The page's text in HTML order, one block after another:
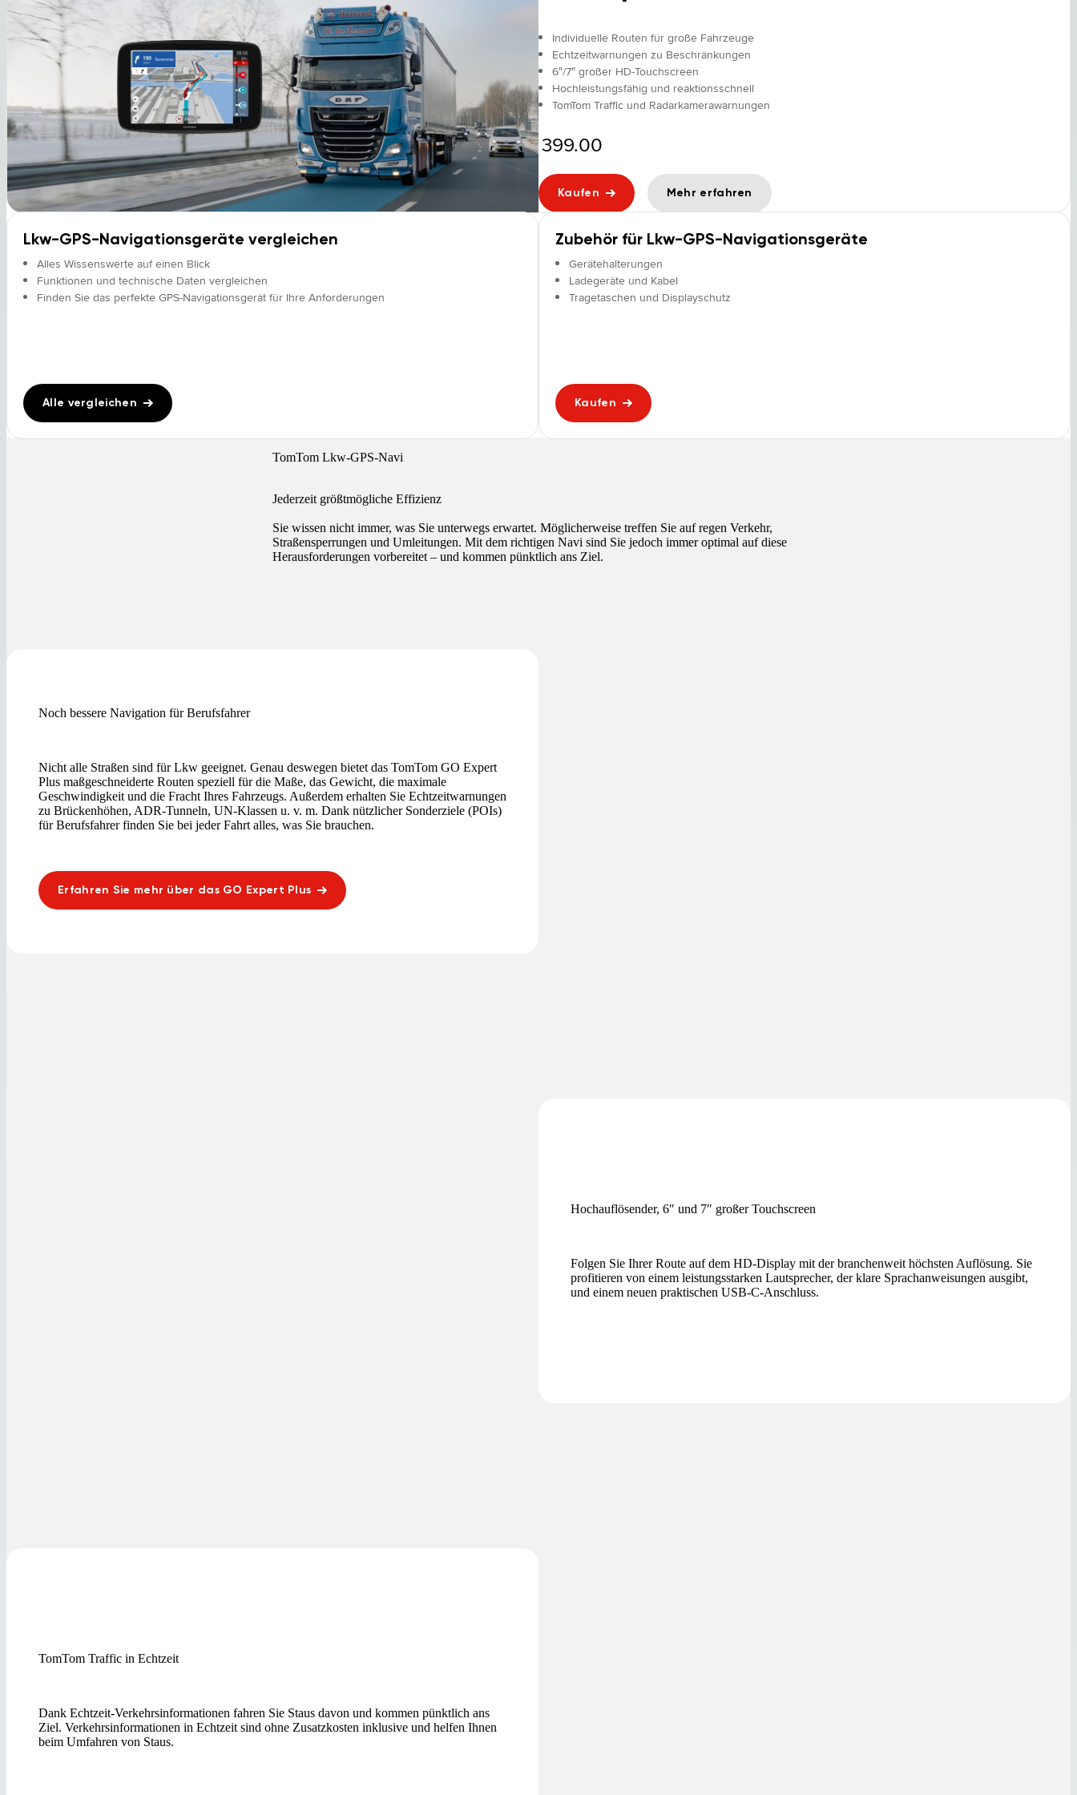
Individuelle Routen für große Fahrzeuge
Echtzeitwarnungen zu Beschränkungen
6″/7″ großer HD-Touchscreen
Hochleistungsfähig und reaktionsschnell
TomTom Traffic und Radarkamerawarnungen
399.00
Kaufen Mehr erfahren
Lkw-GPS-Navigationsgeräte vergleichen
Alles Wissenswerte auf einen Blick
Funktionen und technische Daten vergleichen
Finden Sie das perfekte GPS-Navigationsgerät für Ihre Anforderungen
Alle vergleichen
Zubehör für Lkw-GPS-Navigationsgeräte
Gerätehalterungen
Ladegeräte und Kabel
Tragetaschen und Displayschutz
Kaufen
TomTom Lkw-GPS-Navi
Jederzeit größtmögliche Effizienz
Sie wissen nicht immer, was Sie unterwegs erwartet. Möglicherweise treffen Sie auf regen Verkehr,
Straßensperrungen und Umleitungen. Mit dem richtigen Navi sind Sie jedoch immer optimal auf diese
Herausforderungen vorbereitet – und kommen pünktlich ans Ziel.
Noch bessere Navigation für Berufsfahrer
Nicht alle Straßen sind für Lkw geeignet. Genau deswegen bietet das TomTom GO Expert
Plus maßgeschneiderte Routen speziell für die Maße, das Gewicht, die maximale
Geschwindigkeit und die Fracht Ihres Fahrzeugs. Außerdem erhalten Sie Echtzeitwarnungen
zu Brückenhöhen, ADR-Tunneln, UN-Klassen u. v. m. Dank nützlicher Sonderziele (POIs)
für Berufsfahrer finden Sie bei jeder Fahrt alles, was Sie brauchen.
Erfahren Sie mehr über das GO Expert Plus
Hochauflösender, 6″ und 7″ großer Touchscreen
Folgen Sie Ihrer Route auf dem HD-Display mit der branchenweit höchsten Auflösung. Sie
profitieren von einem leistungsstarken Lautsprecher, der klare Sprachanweisungen ausgibt,
und einem neuen praktischen USB-C-Anschluss.
TomTom Traffic in Echtzeit
Dank Echtzeit-Verkehrsinformationen fahren Sie Staus davon und kommen pünktlich ans
Ziel. Verkehrsinformationen in Echtzeit sind ohne Zusatzkosten inklusive und helfen Ihnen
beim Umfahren von Staus.